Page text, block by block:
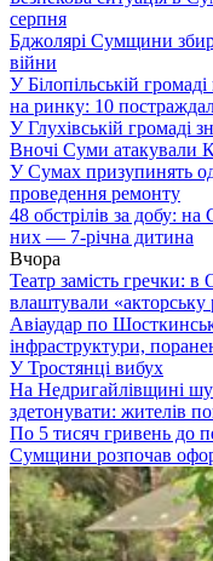
серпня
Бджолярі Сумщини
війни
У Білопільській
на ринку: 10
У Глухівській громаді
Вночі Суми атакували
У Сумах призупинять
проведення ремонту
48 обстрілів за добу:
них — 7-річна дитина
Вчора
Театр замість гречки: в
влаштували «акторську
Авіаудар по
інфраструктури,
У Тростянці вибух
На Недригайлівщині
здетонувати: жителів
По 5 тисяч гривень до
Сумщини розпочав